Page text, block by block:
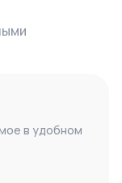
в удобном